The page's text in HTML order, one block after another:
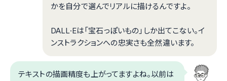
かを自分で選んでリアルに描けるんですよ。
DALL·Eは「宝石っぽいもの」しか出てこない。イ
ンストラクションへの忠実さも全然違います。
テキストの描画精度も上がってますよね。以前は